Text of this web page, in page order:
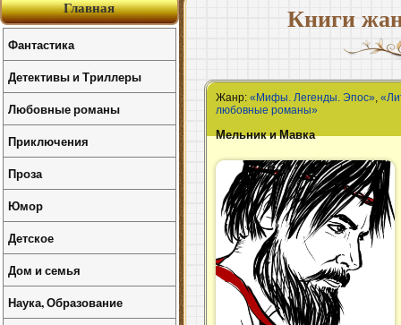
Книги
Жанр:«Мифы. Легенды. Эпос»,
любовные романы»
Мельник и Мавка
Главная
Фантастика
Детективы и Триллеры
Любовные романы
Приключения
Проза
Юмор
Детское
Дом и семья
Наука, Образование